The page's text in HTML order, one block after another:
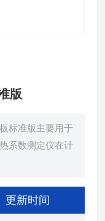
版
标准版主要用于
系数测定仪在计
更新时间